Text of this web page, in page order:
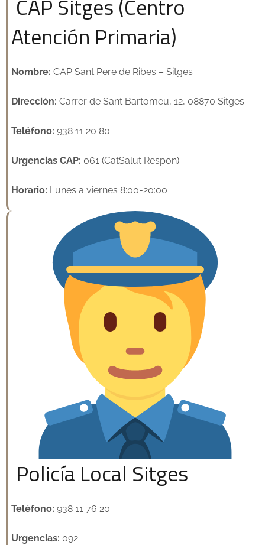
CAP Sitges (Centro
Atención Primaria)
Nombre: CAP Sant Pere de Ribes – Sitges
Dirección: Carrer de Sant Bartomeu, 12, 08870 Sitges
Teléfono: 938 11 20 80
Urgencias CAP: 061 (CatSalut Respon)
Horario: Lunes a viernes 8:00-20:00
Policía Local Sitges
Teléfono: 938 11 76 20
Urgencias: 092